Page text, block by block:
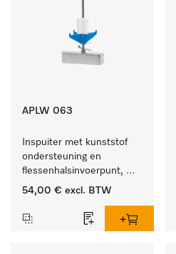
APLW 063
Inspuiter met kunststof
ondersteuning en
flessenhalsinvoerpunt,
ster, Ø 6, lengte 175 mm.
54,00 € excl. BTW